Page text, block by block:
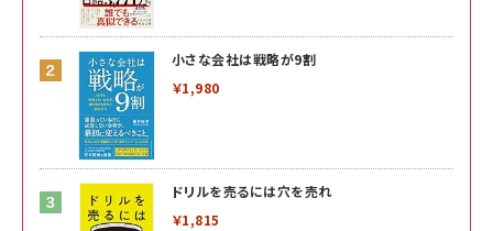
小さな会社は戦略が9割
￥1,980
ドリルを売るには穴を売れ
￥1,815